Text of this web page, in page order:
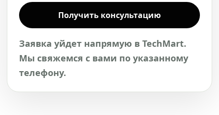
Получить консультацию
Заявка уйдет напрямую в TechMart.
Мы свяжемся с вами по указанному
телефону.